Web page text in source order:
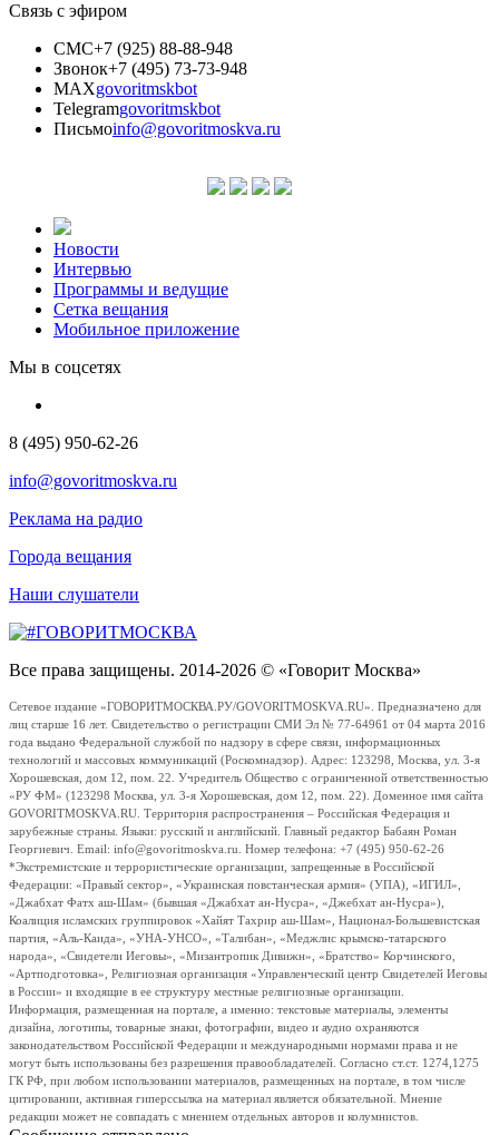
Связь с эфиром
СМС+7 (925) 88-88-948
Звонок+7 (495) 73-73-948
MAXgovoritmskbot
Telegramgovoritmskbot
Письмоinfo@govoritmoskva.ru
Новости
Интервью
Программы и ведущие
Сетка вещания
Мобильное приложение
Мы в соцсетях
8 (495) 950-62-26
info@govoritmoskva.ru
Реклама на радио
Города вещания
Наши слушатели
Все права защищены. 2014-2026 © «Говорит Москва»
Сетевое издание «ГОВОРИТМОСКВА.РУ/GOVORITMOSKVA.RU». Предназначено для
лиц старше 16 лет. Свидетельство о регистрации СМИ Эл № 77-64961 от 04 марта 2016
года выдано Федеральной службой по надзору в сфере связи, информационных
технологий и массовых коммуникаций (Роскомнадзор). Адрес: 123298, Москва, ул. 3-я
Хорошевская, дом 12, пом. 22. Учредитель Общество с ограниченной ответственностью
«РУ ФМ» (123298 Москва, ул. 3-я Хорошевская, дом 12, пом. 22). Доменное имя сайта
GOVORITMOSKVA.RU. Территория распространения – Российская Федерация и
зарубежные страны. Языки: русский и английский. Главный редактор Бабаян Роман
Георгиевич. Email: info@govoritmoskva.ru. Номер телефона: +7 (495) 950-62-26
*Экстремистские и террористические организации, запрещенные в Российской
Федерации: «Правый сектор», «Украинская повстанческая армия» (УПА), «ИГИЛ»,
«Джабхат Фатх аш-Шам» (бывшая «Джабхат ан-Нусра», «Джебхат ан-Нусра»),
Коалиция исламских группировок «Хайят Тахрир аш-Шам», Национал-Большевистская
партия, «Аль-Каида», «УНА-УНСО», «Талибан», «Меджлис крымско-татарского
народа», «Свидетели Иеговы», «Мизантропик Дивижн», «Братство» Корчинского,
«Артподготовка», Религиозная организация «Управленческий центр Свидетелей Иеговы
в России» и входящие в ее структуру местные религиозные организации.
Информация, размещенная на портале, а именно: текстовые материалы, элементы
дизайна, логотипы, товарные знаки, фотографии, видео и аудио охраняются
законодательством Российской Федерации и международными нормами права и не
могут быть использованы без разрешения правообладателей. Согласно ст.ст. 1274,1275
ГК РФ, при любом использовании материалов, размещенных на портале, в том числе
цитировании, активная гиперссылка на материал является обязательной. Мнение
редакции может не совпадать с мнением отдельных авторов и колумнистов.